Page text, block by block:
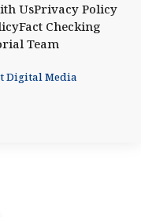
UsPrivacy Policy
Fact Checking
Team
Digital Media